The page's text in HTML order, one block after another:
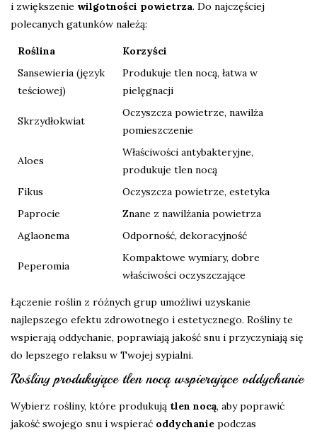
i zwiększenie wilgotności powietrza. Do najczęściej
polecanych gatunków należą:
Roślina
Korzyści
Sansewieria (język
teściowej)
Produkuje tlen nocą, łatwa w
pielęgnacji
Skrzydłokwiat
Oczyszcza powietrze, nawilża
pomieszczenie
Aloes
Właściwości antybakteryjne,
produkuje tlen nocą
Fikus
Oczyszcza powietrze, estetyka
Paprocie
Znane z nawilżania powietrza
Aglaonema
Odporność, dekoracyjność
Peperomia
Kompaktowe wymiary, dobre
właściwości oczyszczające
Łączenie roślin z różnych grup umożliwi uzyskanie
najlepszego efektu zdrowotnego i estetycznego. Rośliny te
wspierają oddychanie, poprawiają jakość snu i przyczyniają się
do lepszego relaksu w Twojej sypialni.
Rośliny produkujące tlen nocą wspierające oddychanie
Wybierz rośliny, które produkują tlen nocą, aby poprawić
jakość swojego snu i wspierać oddychanie podczas